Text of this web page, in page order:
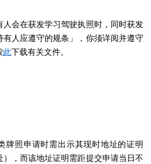
人会在获发学习驾驶执照时，同时获发
有人应遵守的规条」，你须详阅并遵守
此下载有关文件。
牌照申请时需出示其现时地址的证明
），而该地址证明需距提交申请当日不